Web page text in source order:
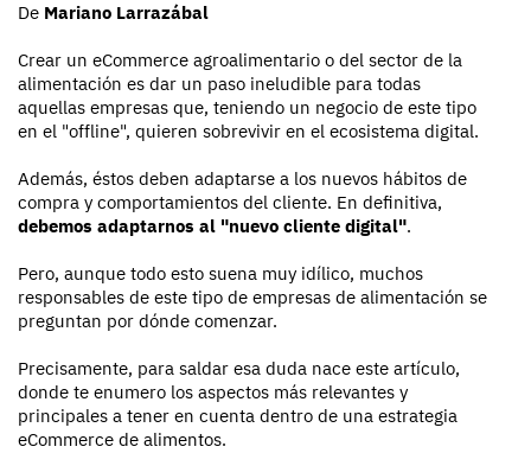
De Mariano Larrazábal
Crear un eCommerce agroalimentario o del sector de la
alimentación es dar un paso ineludible para todas
aquellas empresas que, teniendo un negocio de este tipo
en el "offline", quieren sobrevivir en el ecosistema digital.
Además, éstos deben adaptarse a los nuevos hábitos de
compra y comportamientos del cliente. En definitiva,
debemos adaptarnos al "nuevo cliente digital".
Pero, aunque todo esto suena muy idílico, muchos
responsables de este tipo de empresas de alimentación se
preguntan por dónde comenzar.
Precisamente, para saldar esa duda nace este artículo,
donde te enumero los aspectos más relevantes y
principales a tener en cuenta dentro de una estrategia
eCommerce de alimentos.